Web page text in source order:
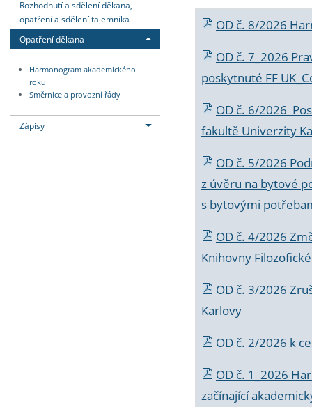
Rozhodnutí a sdělení děkana,
opatření a sdělení tajemníka
Opatření děkana
Harmonogram akademického
roku
Směrnice a provozní řády
Zápisy
OD č. 8/2026
OD č. 7_2026
poskytnuté FF
OD č. 6/2026
fakultě Univerzity
OD č. 5/2026
z úvěru na bytové
s bytovými
OD č. 4/2026
Knihovny
OD č. 3/2026
Karlovy
OD č. 2/2026 k
OD č. 1_2026
začínající